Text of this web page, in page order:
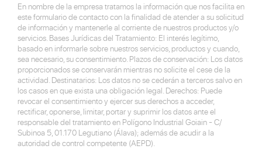
En nombre de la empresa tratamos la información que nos facilita en
este formulario de contacto con la finalidad de atender a su solicitud
de información y mantenerle al corriente de nuestros productos y/o
servicios. Bases Jurídicas del Tratamiento: El interés legítimo,
basado en informarle sobre nuestros servicios, productos y cuando,
sea necesario, su consentimiento. Plazos de conservación: Los datos
proporcionados se conservarán mientras no solicite el cese de la
actividad. Destinatarios: Los datos no se cederán a terceros salvo en
los casos en que exista una obligación legal. Derechos: Puede
revocar el consentimiento y ejercer sus derechos a acceder,
rectificar, oponerse, limitar, portar y suprimir los datos ante el
responsable del tratamiento en Polígono Industrial Goiain - C/
Subinoa 5, 01.170 Legutiano (Álava); además de acudir a la
autoridad de control competente (AEPD).